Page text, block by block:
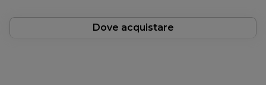
Dove acquistare